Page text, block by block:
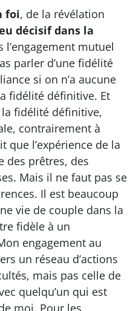
foi, de la révélation
décisif dans la
l’engagement mutuel
parler d’une fidélité
si on n’a aucune
fidélité définitive. Et
la fidélité définitive,
contrairement à
que l’expérience de la
des prêtres, des
Mais il ne faut pas se
Il est beaucoup
vie de couple dans la
fidèle à un
engagement au
un réseau d’actions
mais pas celle de
quelqu’un qui est
moi. Pour les